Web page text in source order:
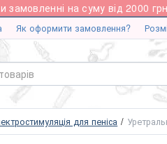
на суму від 2000 грн.
Як оформити замовлення?
для пеніса